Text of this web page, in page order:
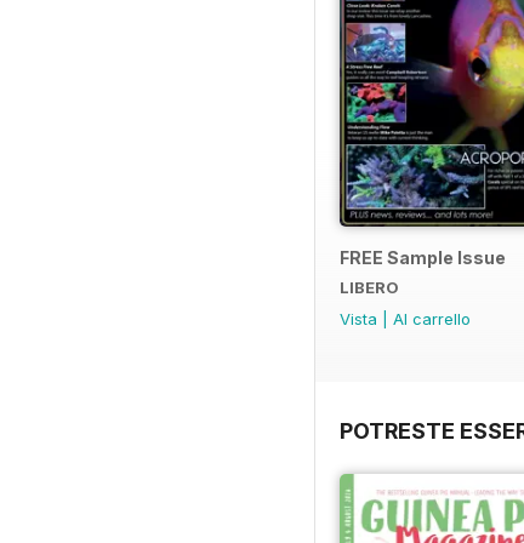
FREE Sample Issue
LIBERO
Vista
Al carrello
POTRESTE